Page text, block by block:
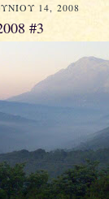
14, 2008
#3